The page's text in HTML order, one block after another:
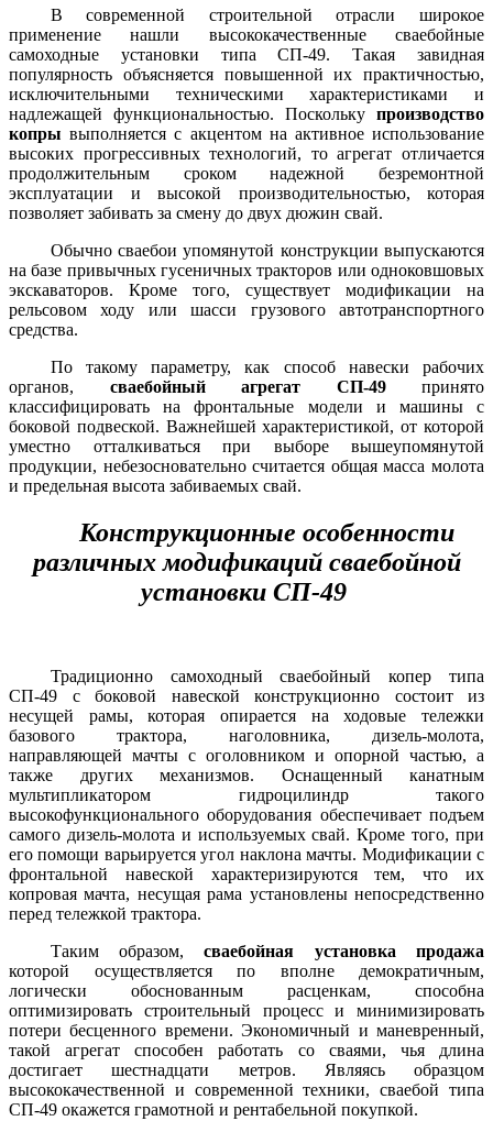
В современной строительной отрасли широкое
применение нашли высококачественные сваебойные
самоходные установки типа СП-49. Такая завидная
популярность объясняется повышенной их практичностью,
исключительными техническими характеристиками и
надлежащей функциональностью. Поскольку производство
копрывыполняется с акцентом на активное использование
высоких прогрессивных технологий, то агрегат отличается
продолжительным сроком надежной безремонтной
эксплуатации и высокой производительностью, которая
позволяет забивать за смену до двух дюжин свай.
Обычно сваебои упомянутой конструкции выпускаются
на базе привычных гусеничных тракторов или одноковшовых
экскаваторов. Кроме того, существует модификации на
рельсовом ходу или шасси грузового автотранспортного
средства.
По такому параметру, как способ навески рабочих
органов, сваебойный агрегат СП-49 принято
классифицировать на фронтальные модели и машины с
боковой подвеской. Важнейшей характеристикой, от которой
уместно отталкиваться при выборе вышеупомянутой
продукции, небезосновательно считается общая масса молота
и предельная высота забиваемых свай.
Конструкционные особенности
различных модификаций сваебойной
установки СП-49
Традиционно самоходный сваебойный копер типа
СП-49 с боковой навеской конструкционно состоит из
несущей рамы, которая опирается на ходовые тележки
базового трактора, наголовника, дизель-молота,
направляющей мачты с оголовником и опорной частью, а
также других механизмов. Оснащенный канатным
мультипликатором гидроцилиндр такого
высокофункционального оборудования обеспечивает подъем
самого дизель-молота и используемых свай. Кроме того, при
его помощи варьируется угол наклона мачты. Модификации с
фронтальной навеской характеризируются тем, что их
копровая мачта, несущая рама установлены непосредственно
перед тележкой трактора.
Таким образом,сваебойная установка продажа
которой осуществляется по вполне демократичным,
логически обоснованным расценкам, способна
оптимизировать строительный процесс и минимизировать
потери бесценного времени. Экономичный и маневренный,
такой агрегат способен работать со сваями, чья длина
достигает шестнадцати метров. Являясь образцом
высококачественной и современной техники, сваебой типа
СП-49 окажется грамотной и рентабельной покупкой.